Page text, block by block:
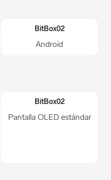
Android
Pantalla OLED estándar